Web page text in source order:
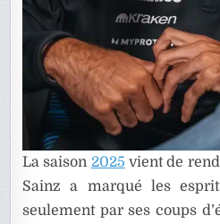
La saison 2025 vient de
Sainz a marqué les
seulement par ses coups